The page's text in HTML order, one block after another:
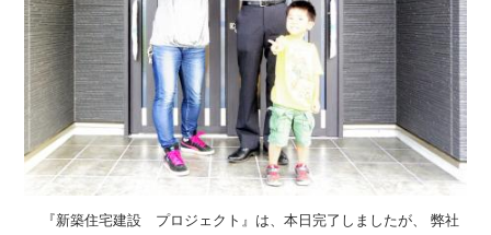
『新築住宅建設 プロジェクト』は、本日完了しましたが、 弊社